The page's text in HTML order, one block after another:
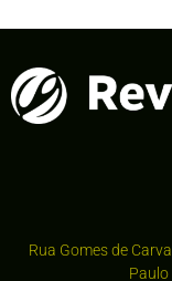
Rua Gomes de
Paulo